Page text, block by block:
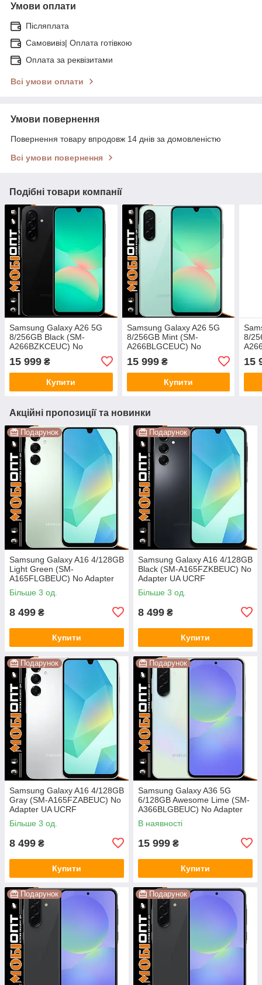
Умови оплати
Післяплата
Самовивіз| Оплата готівкою
Оплата за реквізитами
Всі умови оплати
Умови повернення
Повернення товару впродовж 14 днів за домовленістю
Всі умови повернення
Подібні товари компанії
Samsung Galaxy A26 5G
8/256GB Black (SM-
A266BZKCEUC) No
15 999 ₴
Купити
Samsung Galaxy A26 5G
8/256GB Mint (SM-
A266BLGCEUC) No
15 999₴
Купити
8/
15
Акційні пропозиції та новинки
Подарунок
Samsung Galaxy A16 4/128GB
Light Green (SM-
A165FLGBEUС) No Adapter
UA UCRF
Більше 3 од.
8 499 ₴
Купити
Подарунок
Samsung Galaxy A16 4/128GB
Black (SM-A165FZKBEUC) No
Adapter UA UCRF
Більше 3 од.
8 499 ₴
Купити
Подарунок
Samsung Galaxy A16 4/128GB
Gray (SM-A165FZABEUC) No
Adapter UA UCRF
Більше 3 од.
8 499 ₴
Купити
Подарунок
Samsung Galaxy A36 5G
6/128GB Awesome Lime (SM-
A366BLGBEUC) No Adapter
UA UCRF
В наявності
15 999 ₴
Купити
Подарунок Подарунок